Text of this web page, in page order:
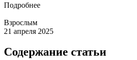
Подробнее
Взрослым
21 апреля 2025
Содержание статьи